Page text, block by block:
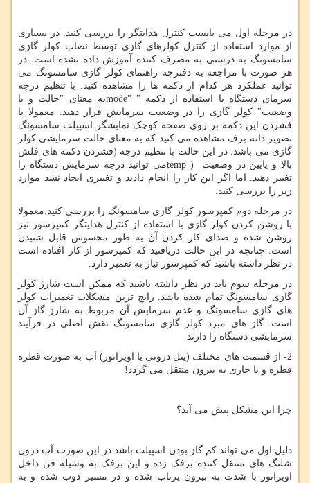
در مرحله اول می بایست کنترل هدایتگر را بررسی کنید. در بسیاری
از موارد استفاده از کنترل کولرهای گازی توسط نصاب کولر گازی
سامسونگ به درستی به مصرف کننده آموزش داده نشده است. در
هر صورت با مراجعه به دفترچه راهنمای کولر گازی سامسونگ می
توانید عملکرد هر کدام از دکمه ها را مشاهده کنید. با تنظیم درجه
سرمای دستگاه با استفاده از دکمه " mode"به معنای "حالت و یا
وضعیت" کولر گازی را در وضعیت سرمایش قرار دهید. معمولا با
فشردن این دکمه بر روی صفحه کوچک نمایشگر اسپیلت سامسونگ
تصویر دانه برف مشاهده می کنید که به معنای حالت سرمایشی کولر
گازی می باشد. در این حالت با تنظیم درجه (فشردن دکمه های فلش
بالا و پایین در وضعیت
temp )می توانید درجه سرمایش دستگاه را
تغییر دهید. اما اگر این کار را انجام دادید و تغییری ایجاد نشد موارد
زیر را بررسی کنید.
در مرحله دوم کمپرسور کولر گازی سامسونگ را بررسی کنید.معمولا
با روشن کردن کولر گازی با استفاده از کنترل هدایتگر کمپرسور نیز
روشن شده و صدای کار کردن آن به طور محسوس قابل شنیدن
است. چنانچه در این حالت دریافتید که کمپرسور از کار افتاده است
در نظر داشته باشید که کمپرسور نیاز به تعمیر دارد.
در مرحله سوم باید در نظر داشته باشید که ممکن است شارژ کولر
گازی سامسونگ تمام شده باشد. رایج ترین مشکلات تعمیرات کولر
های گازی سامسونگ و عدم سرمایش آن مربوط به شارژ گاز آن
است. گاز های مبرد کولر گازی سامسونگ نقش اصلی در فرآیند
سرمایشی دستگاه را دارند
2- از قسمت های مختلف (پنل درونی یا اوپراتور) آب به صورت قطره
قطره و یا جاری به بیرون منتقل می گردد!
چرا این مشکل پیش می آید؟
دلیل اول می تواند کم گاز بودن اسپیلت باشد.در این صورت آب درون
شلنگ های منتقل کننده برفک زده و این برفک به وسیله فن داخل
اوپراتور با شدت به بیرون پرتاب شده و در مسیر ذوب شده و به